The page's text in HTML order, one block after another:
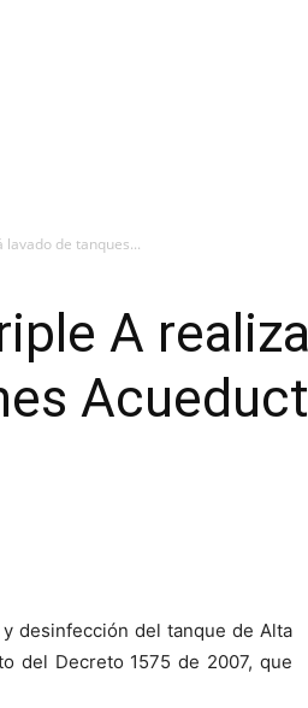
lavado de tanques...
A
desinfección del tanque de Alta
del Decreto 1575 de 2007, que